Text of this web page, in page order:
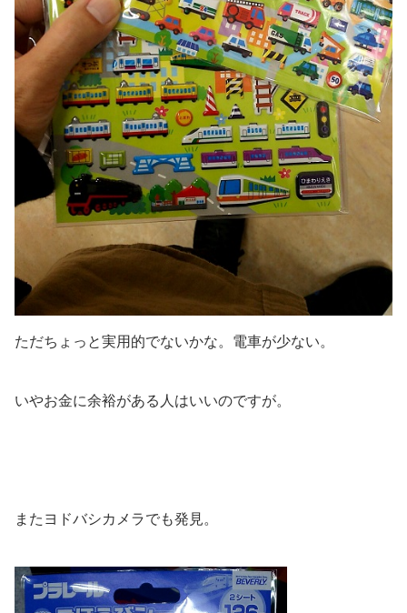
ただちょっと実用的でないかな。電車が少ない。
いやお金に余裕がある人はいいのですが。
またヨドバシカメラでも発見。